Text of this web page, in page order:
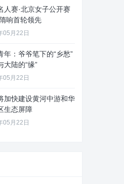
人赛·北京女子公开赛
响首轮领先
05月22日
年：爷爷笔下的“乡愁”
大陆的“缘”
05月22日
加快建设黄河中游和华
生态屏障
05月22日